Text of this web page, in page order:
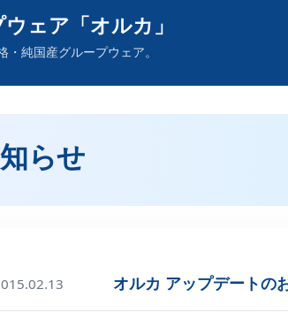
ェア「オルカ」
・純国産グループウェア。
らせ
オルカ アップデートの